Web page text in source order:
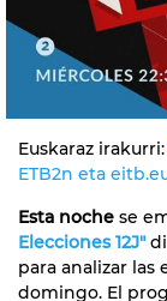
Euskaraz irakurri:
ETB2n eta
Esta noche se
Elecciones 12J"
para analizar las
domingo. El